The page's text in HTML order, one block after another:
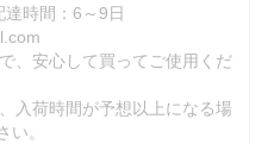
達時間：6～9日
、安心して買ってご使用くだ
入荷時間が予想以上になる場
い。